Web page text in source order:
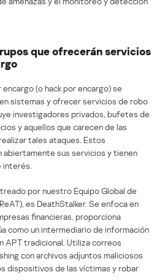
que ofrecerán servicios
(o hack por encargo) se
sistemas y ofrecer servicios de robo
investigadores privados, bufetes de
y aquellos que carecen de las
tales ataques. Estos
abiertamente sus servicios y tienen
por nuestro Equipo Global de
es DeathStalker. Se enfoca en
financieras, proporciona
como un intermediario de información
APT tradicional. Utiliza correos
con archivos adjuntos maliciosos
dispositivos de las víctimas y robar